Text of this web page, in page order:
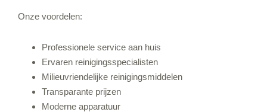
Onze voordelen:
Professionele service aan huis
Ervaren reinigingsspecialisten
Milieuvriendelijke reinigingsmiddelen
Transparante prijzen
Moderne apparatuur